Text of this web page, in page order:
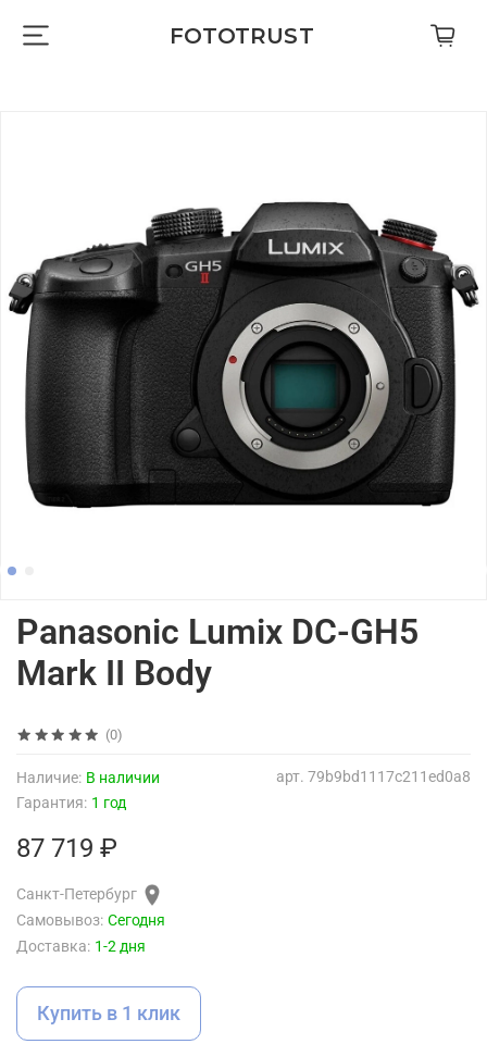
FOTOTRUST
(0)
арт. 79b9bd1117c211ed0a8
Наличие: В наличии
Гарантия: 1 год
Panasonic Lumix DC-GH5
Mark II Body
87 719 ₽
Санкт-Петербург
Самовывоз: Сегодня
Доставка: 1-2 дня
Купить в 1 клик